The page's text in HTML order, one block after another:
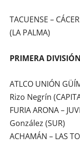
TACUENSE –
(LA PALMA)
PRIMERA
ATLCO UNIÓN
Rizo Negrín
FURIA ARONA –
González (SUR)
ACHAMÁN – LAS